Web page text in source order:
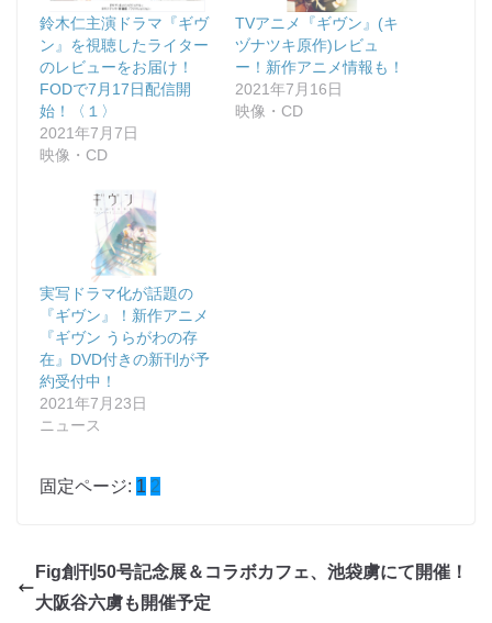
鈴木仁主演ドラマ『ギヴ
ン』を視聴したライター
のレビューをお届け！
FODで7月17日配信開
始！〈１〉
2021年7月7日
映像・CD
TVアニメ『ギヴン』(キ
ヅナツキ原作)レビュ
ー！新作アニメ情報も！
2021年7月16日
映像・CD
実写ドラマ化が話題の
『ギヴン』！新作アニメ
『ギヴン うらがわの存
在』DVD付きの新刊が予
約受付中！
2021年7月23日
ニュース
固定ページ: 1 2
Fig創刊50号記念展＆コラボカフェ、池袋虜にて開催！
大阪谷六虜も開催予定